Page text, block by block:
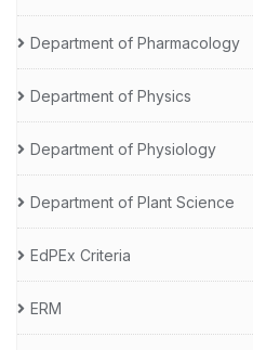
Department of Pharmacology
Department of Physics
Department of Physiology
Department of Plant Science
EdPEx Criteria
ERM